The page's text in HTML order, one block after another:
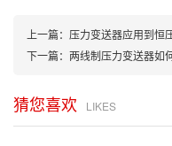
上一篇： 压力变送器应用到恒
下一篇： 两线制压力变送器如
猜您喜欢 LIKES